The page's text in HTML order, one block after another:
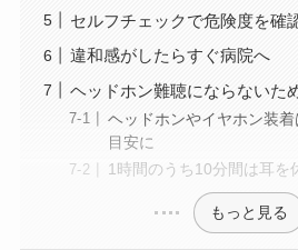
セルフチェックで危険度を確
違和感がしたらすぐ病院へ
ヘッドホン難聴にならないた
ヘッドホンやイヤホン装
目安に
1時間のうち10分間は耳を
もっと見る